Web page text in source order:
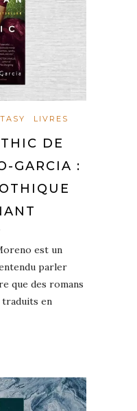
LIVRES
DE
GARCIA :
est un
parler
que des romans
en